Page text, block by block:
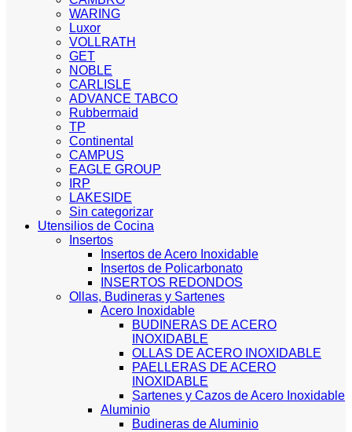
WARING
Luxor
VOLLRATH
GET
NOBLE
CARLISLE
ADVANCE TABCO
Rubbermaid
TP
Continental
CAMPUS
EAGLE GROUP
IRP
LAKESIDE
Sin categorizar
Utensilios de Cocina
Insertos
Insertos de Acero Inoxidable
Insertos de Policarbonato
INSERTOS REDONDOS
Ollas, Budineras y Sartenes
Acero Inoxidable
BUDINERAS DE ACERO
INOXIDABLE
OLLAS DE ACERO INOXIDABLE
PAELLERAS DE ACERO
INOXIDABLE
Sartenes y Cazos de Acero Inoxidable
Aluminio
Budineras de Aluminio